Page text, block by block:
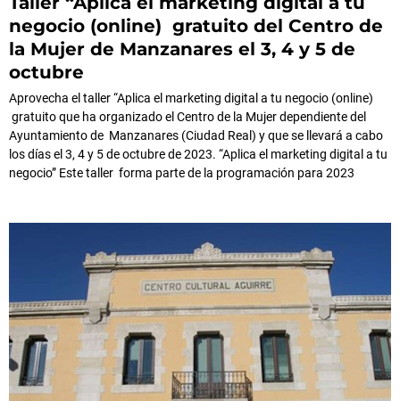
negocio (online) gratuito del Centro de
la Mujer de Manzanares el 3, 4 y 5 de
octubre
Aprovecha el taller “Aplica el marketing digital a tu negocio (online)
gratuito que ha organizado el Centro de la Mujer dependiente del
Ayuntamiento de Manzanares (Ciudad Real) y que se llevará a cabo
los días el 3, 4 y 5 de octubre de 2023. “Aplica el marketing digital a tu
negocio” Este taller forma parte de la programación para 2023